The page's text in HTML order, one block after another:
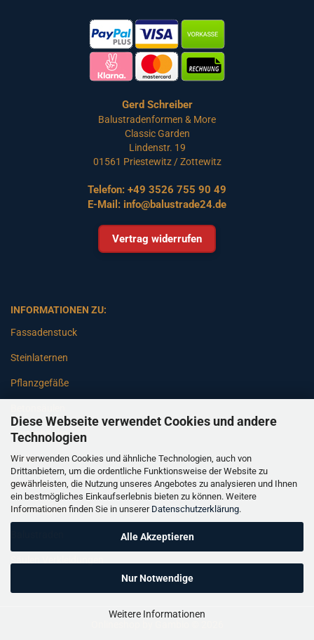
Diese Webseite verwendet Cookies und andere
Technologien
Wir verwenden Cookies und ähnliche Technologien, auch von
Drittanbietern, um die ordentliche Funktionsweise der Website zu
gewährleisten, die Nutzung unseres Angebotes zu analysieren und Ihnen
ein bestmögliches Einkaufserlebnis bieten zu können. Weitere
Informationen finden Sie in unserer Datenschutzerklärung.
Alle Akzeptieren
Nur Notwendige
Weitere Informationen
Gerd Schreiber
Balustradenformen & More
Classic Garden
Lindenstr. 19
01561 Priestewitz / Zottewitz
Telefon: +49 3526 755 90 49
E-Mail: info@balustrade24.de
Vertrag widerrufen
INFORMATIONEN ZU:
Fassadenstuck
Steinlaternen
Pflanzgefäße
Gartenbänke
Pfeiler
Gartenbrunnen
Gartenfiguren